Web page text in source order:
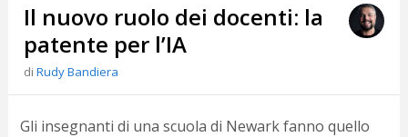
Il nuovo ruolo dei docenti: la
patente per l’IA
diRudy Bandiera
Gli insegnanti di una scuola di Newark fanno quello